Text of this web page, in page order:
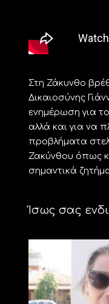
Στη Ζάκυνθο
Δικαιοσύνης
ενημέρωση για
αλλά και για να
προβλήματα
Ζακύνθου όπως
σημαντικά
Ίσως σας